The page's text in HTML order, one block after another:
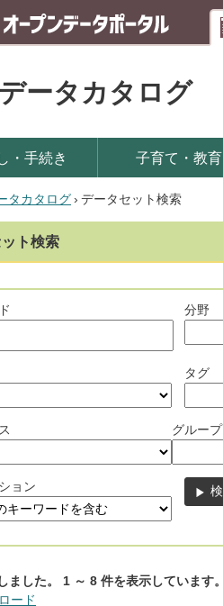
データカタログ
・手続き 子育て・教育
タカタログ› データセット検索
ト検索
分野
タグ
グループ
ョン
ました。 1 ～ 8 件を表示しています。
ード